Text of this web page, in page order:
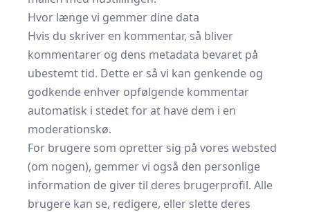
Hvor længe vi gemmer dine data
Hvis du skriver en kommentar, så bliver
kommentarer og dens metadata bevaret på
ubestemt tid. Dette er så vi kan genkende og
godkende enhver opfølgende kommentar
automatisk i stedet for at have dem i en
moderationskø.
For brugere som opretter sig på vores websted
(om nogen), gemmer vi også den personlige
information de giver til deres brugerprofil. Alle
brugere kan se, redigere, eller slette deres